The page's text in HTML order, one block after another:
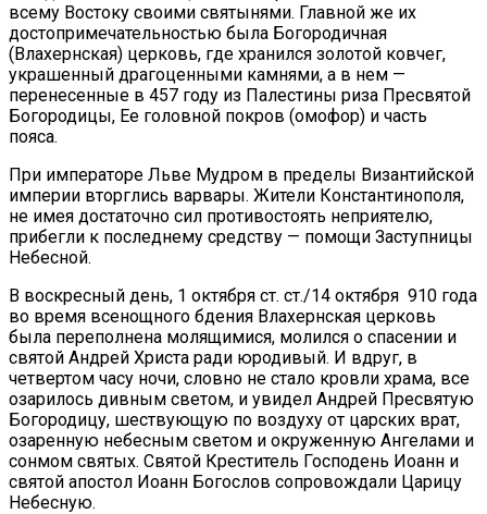
всему Востоку своими святынями. Главной же их
достопримечательностью была Богородичная
(Влахернская) церковь, где хранился золотой ковчег,
украшенный драгоценными камнями, а в нем —
перенесенные в 457 году из Палестины риза Пресвятой
Богородицы, Ее головной покров (омофор) и часть
пояса.
При императоре Льве Мудром в пределы Византийской
империи вторглись варвары. Жители Константинополя,
не имея достаточно сил противостоять неприятелю,
прибегли к последнему средству — помощи Заступницы
Небесной.
В воскресный день, 1 октября ст. ст./14 октября 910 года
во время всенощного бдения Влахернская церковь
была переполнена молящимися, молился о спасении и
святой Андрей Христа ради юродивый. И вдруг, в
четвертом часу ночи, словно не стало кровли храма, все
озарилось дивным светом, и увидел Андрей Пресвятую
Богородицу, шествующую по воздуху от царских врат,
озаренную небесным светом и окруженную Ангелами и
сонмом святых. Святой Креститель Господень Иоанн и
святой апостол Иоанн Богослов сопровождали Царицу
Небесную.